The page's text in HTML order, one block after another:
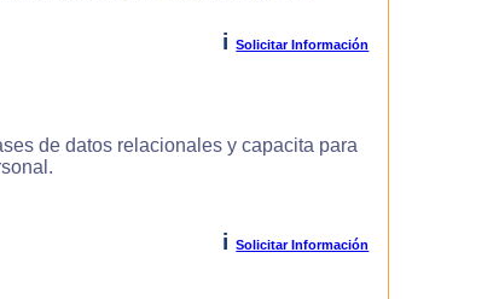
i Solicitar Información
de datos relacionales y capacita para
i Solicitar Información